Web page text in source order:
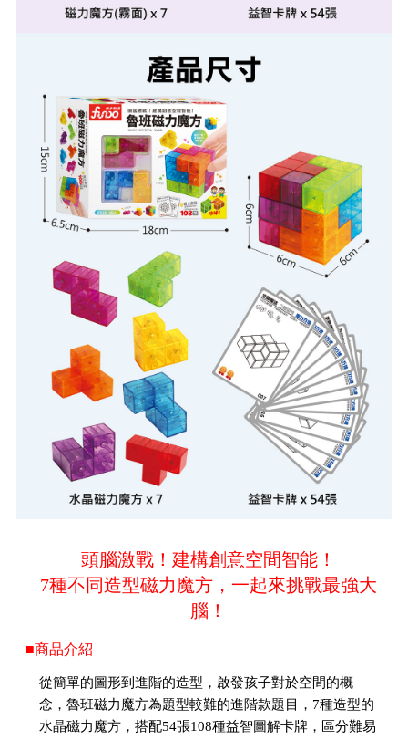
頭腦激戰！建構創意空間智能！
7種不同造型磁力魔方，一起來挑戰最強大
腦！
■商品介紹
從簡單的圖形到進階的造型，啟發孩子對於空間的概
念，魯班磁力魔方為題型較難的進階款題目，7種造型的
水晶磁力魔方，搭配54張108種益智圖解卡牌，區分難易